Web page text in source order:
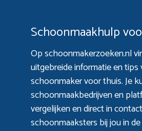
Schoonmaakhulp
Op schoonmakerzoeken.nl
uitgebreide informatie en tips
schoonmaker voor thuis. Je
schoonmaakbedrijven en
vergelijken en direct in
schoonmaaksters bij jou in